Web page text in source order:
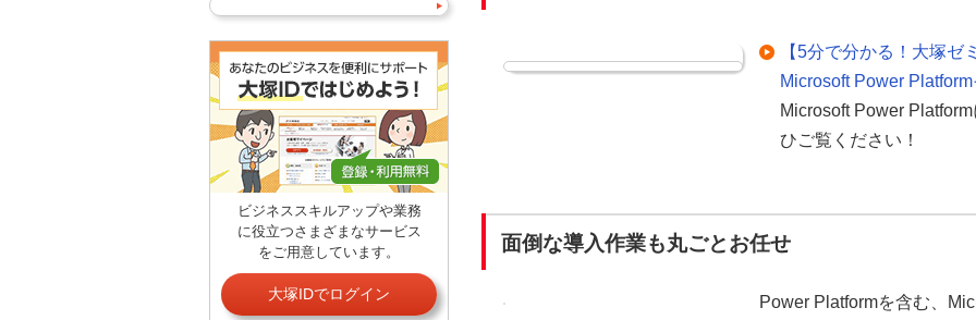
【5分で分かる！大塚ゼ
Microsoft Power
Microsoft Power
ひご覧ください！
面倒な導入作業も丸ごとお任せ
Power Platformを含む、
ビジネススキルアップや業務
に役立つさまざまなサービス
をご用意しています。
大塚IDでログイン